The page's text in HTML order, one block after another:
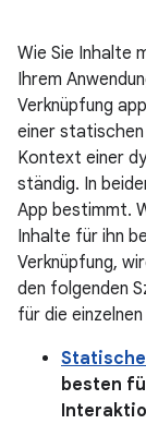
Wie Sie Inhalte
Ihrem
Verknüpfung
einer
Kontext einer
ständig. In
App bestimmt.
Inhalte für ihn
Verknüpfung,
den folgenden
für die
besten